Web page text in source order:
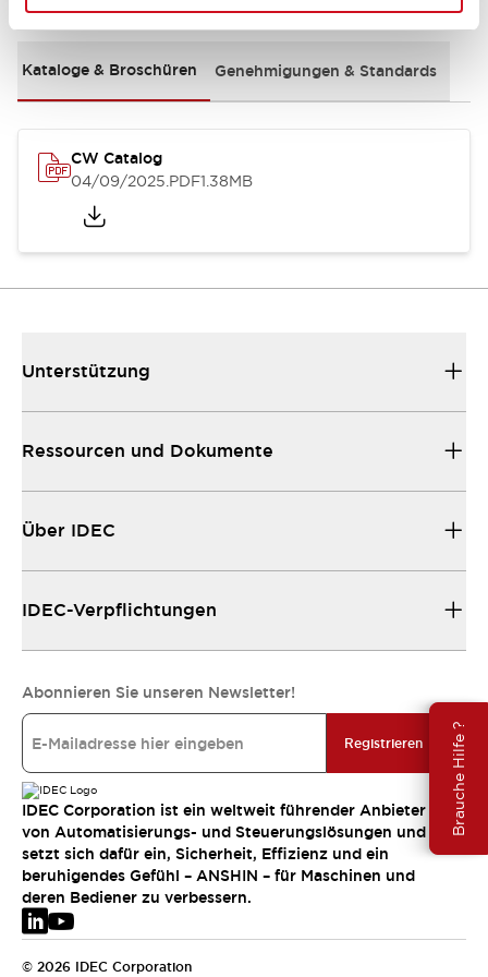
Brauche Hilfe ?
Kataloge & Broschüren Genehmigungen & Standards
CW Catalog
04/09/2025.PDF1.38MB
Unterstützung
Ressourcen und Dokumente
Über IDEC
IDEC-Verpflichtungen
Abonnieren Sie unseren Newsletter!
Registrieren
IDEC Corporation ist ein weltweit führender Anbieter
von Automatisierungs- und Steuerungslösungen und
setzt sich dafür ein, Sicherheit, Effizienz und ein
beruhigendes Gefühl – ANSHIN – für Maschinen und
deren Bediener zu verbessern.
© 2026 IDEC Corporation